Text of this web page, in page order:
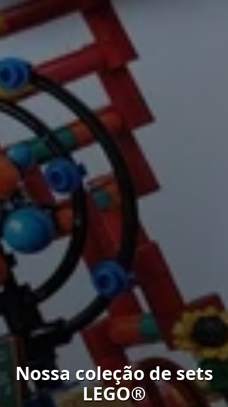
Nossa coleção de sets
LEGO®